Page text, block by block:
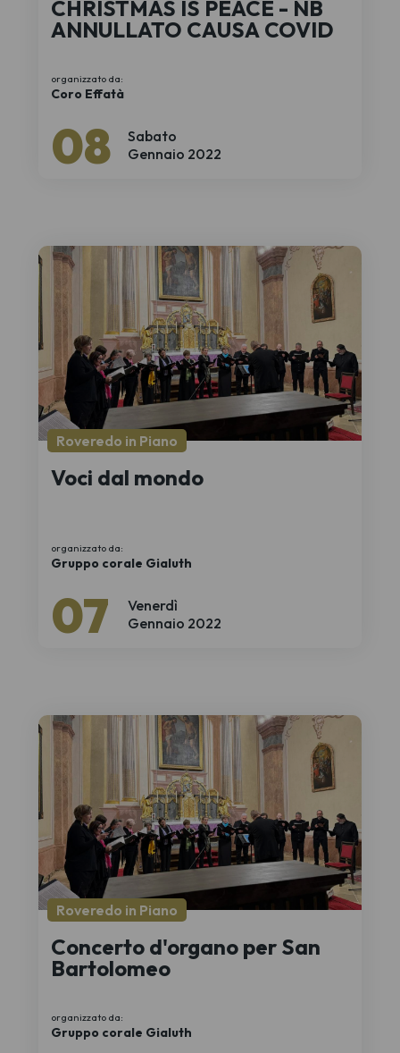
Sabato
08 Gennaio 2022
CHRISTMAS IS PEACE - NB
ANNULLATO CAUSA COVID
organizzato da:
Coro Effatà
Venerdì
07 Gennaio 2022
Roveredo in Piano
Voci dal mondo
organizzato da:
Gruppo corale Gialuth
Roveredo in Piano
Concerto d'organo per San
Bartolomeo
organizzato da:
Gruppo corale Gialuth